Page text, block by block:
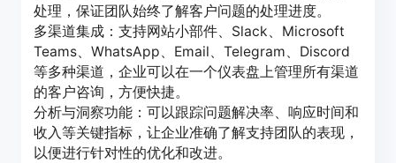
处理，保证团队始终了解客户问题的处理进度。
多渠道集成：支持网站小部件、Slack、Microsoft
Teams、WhatsApp、Email、Telegram、Discord
等多种渠道，企业可以在一个仪表盘上管理所有渠道
的客户咨询，方便快捷。
分析与洞察功能：可以跟踪问题解决率、响应时间和
收入等关键指标，让企业准确了解支持团队的表现，
以便进行针对性的优化和改进。